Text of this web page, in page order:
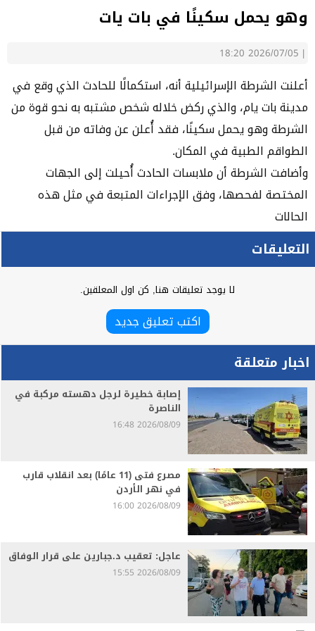
وهو يحمل سكينًا في بات يات
|
2026/07/05 18:20
أعلنت الشرطة الإسرائيلية أنه، استكمالًا للحادث الذي وقع في
مدينة بات يام، والذي ركض خلاله شخص مشتبه به نحو قوة من
الشرطة وهو يحمل سكينًا، فقد أُعلن عن وفاته من قبل
الطواقم الطبية في المكان.
وأضافت الشرطة أن ملابسات الحادث أُحيلت إلى الجهات
المختصة لفحصها، وفق الإجراءات المتبعة في مثل هذه
الحالات
التعليقات
لا يوجد تعليقات هنا, كن اول المعلقين.
اكتب تعليق جديد
اخبار متعلقة
إصابة خطيرة لرجل دهسته مركبة في
الناصرة
2026/08/09 16:48
مصرع فتى (11 عامًا) بعد انقلاب قارب
في نهر الأردن
2026/08/09 16:00
عاجل: تعقيب د.جبارين على قرار الوفاق
2026/08/09 15:55